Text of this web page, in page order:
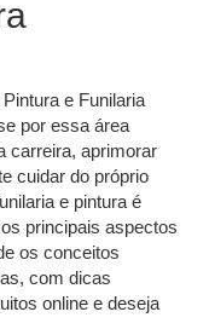
e Funilaria
por essa área
carreira, aprimorar
cuidar do próprio
e pintura é
principais aspectos
os conceitos
com dicas
online e deseja